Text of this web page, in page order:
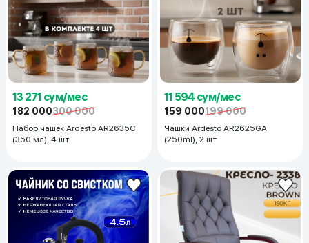
13 271 сум/мес
182 000300 000
Набор чашек Ardesto AR2635C
(350 мл), 4 шт
11 594 сум/мес
159 000199 000
Чашки Ardesto AR2625GA
(250ml), 2 шт